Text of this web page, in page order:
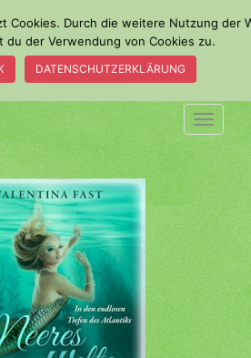
Cookies. Durch die weitere Nutzung der
du der Verwendung von Cookies zu.
DATENSCHUTZERKLÄRUNG